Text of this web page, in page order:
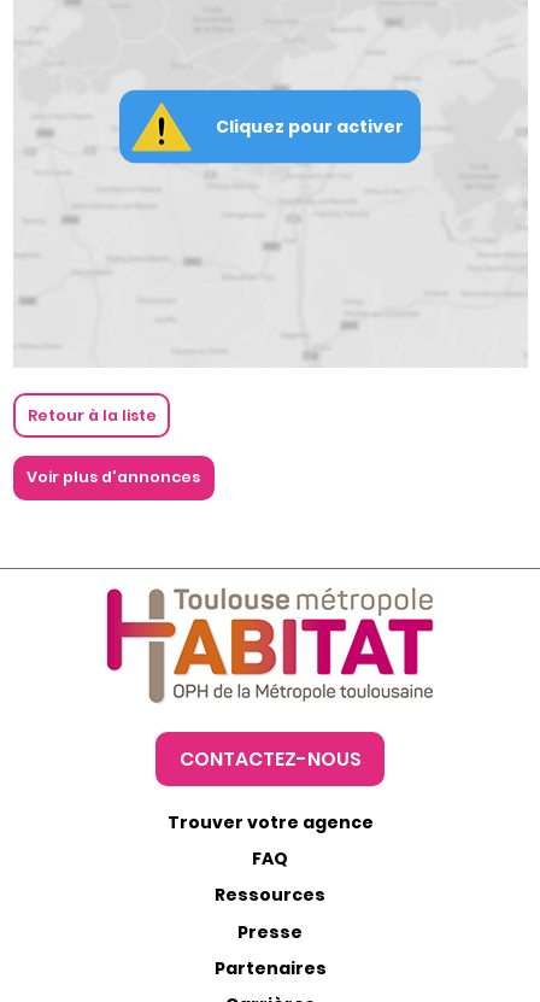
Cliquez pour activer
Retour à la liste
CONTACTEZ-NOUS
Trouver votre agence
FAQ
Ressources
Presse
Partenaires